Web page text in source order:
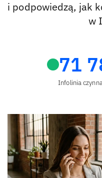
i podpowiedzą, jak
w
71
Infolinia